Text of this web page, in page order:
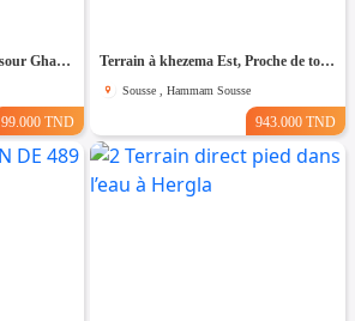
Terrain à Chatt Mariem Ksour Gharnata
99.000 TND
Terrain à khezema Est, Proche de toutes Commodités
Sousse , Hammam Sousse
943.000 TND